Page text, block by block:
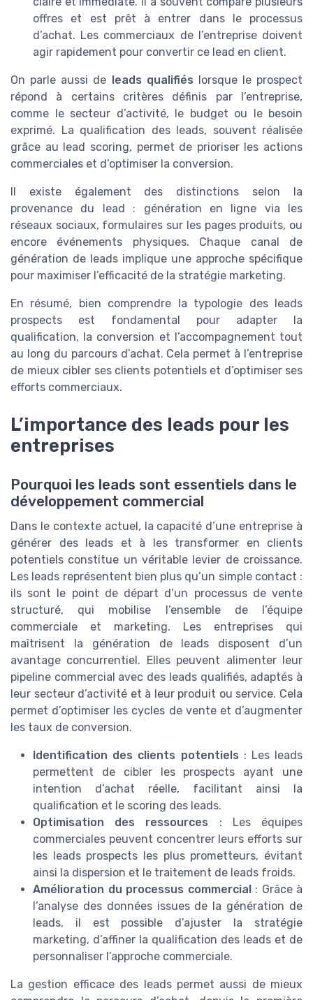
offres et est prêt à entrer dans le processus
d’achat. Les commerciaux de l’entreprise doivent
agir rapidement pour convertir ce lead en client.
On parle aussi de leads qualifiés lorsque le prospect
répond à certains critères définis par l’entreprise,
comme le secteur d’activité, le budget ou le besoin
exprimé. La qualification des leads, souvent réalisée
grâce au lead scoring, permet de prioriser les actions
commerciales et d’optimiser la conversion.
Il existe également des distinctions selon la
provenance du lead : génération en ligne via les
réseaux sociaux, formulaires sur les pages produits, ou
encore événements physiques. Chaque canal de
génération de leads implique une approche spécifique
pour maximiser l’efficacité de la stratégie marketing.
En résumé, bien comprendre la typologie des leads
prospects est fondamental pour adapter la
qualification, la conversion et l’accompagnement tout
au long du parcours d’achat. Cela permet à l’entreprise
de mieux cibler ses clients potentiels et d’optimiser ses
efforts commerciaux.
L’importance des leads pour les
entreprises
Pourquoi les leads sont essentiels dans le
développement commercial
Dans le contexte actuel, la capacité d’une entreprise à
générer des leads et à les transformer en clients
potentiels constitue un véritable levier de croissance.
Les leads représentent bien plus qu’un simple contact :
ils sont le point de départ d’un processus de vente
structuré, qui mobilise l’ensemble de l’équipe
commerciale et marketing. Les entreprises qui
maîtrisent la génération de leads disposent d’un
avantage concurrentiel. Elles peuvent alimenter leur
pipeline commercial avec des leads qualifiés, adaptés à
leur secteur d’activité et à leur produit ou service. Cela
permet d’optimiser les cycles de vente et d’augmenter
les taux de conversion.
Identification des clients potentiels : Les leads
permettent de cibler les prospects ayant une
intention d’achat réelle, facilitant ainsi la
qualification et le scoring des leads.
Optimisation des ressources : Les équipes
commerciales peuvent concentrer leurs efforts sur
les leads prospects les plus prometteurs, évitant
ainsi la dispersion et le traitement de leads froids.
Amélioration du processus commercial: Grâce à
l’analyse des données issues de la génération de
leads, il est possible d’ajuster la stratégie
marketing, d’affiner la qualification des leads et de
personnaliser l’approche commerciale.
La gestion efficace des leads permet aussi de mieux